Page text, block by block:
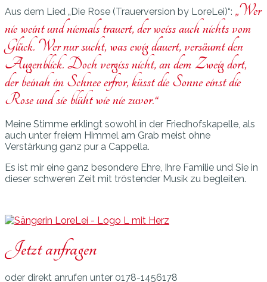
Aus dem Lied „Die Rose (Trauerversion by LoreLei)“: „Wer
nie weint und niemals trauert, der weiss auch nichts vom
Glück. Wer nur sucht, was ewig dauert, versäumt den
Augenblick. Doch vergiss nicht, an dem Zweig dort,
der beinah im Schnee erfror, küsst die Sonne einst die
Rose und sie blüht wie nie zuvor.“
Meine Stimme erklingt sowohl in der Friedhofskapelle, als
auch unter freiem Himmel am Grab meist ohne
Verstärkung ganz pur a Cappella.
Es ist mir eine ganz besondere Ehre, Ihre Familie und Sie in
dieser schweren Zeit mit tröstender Musik zu begleiten.
Jetzt anfragen
oder direkt anrufen unter 0178-1456178